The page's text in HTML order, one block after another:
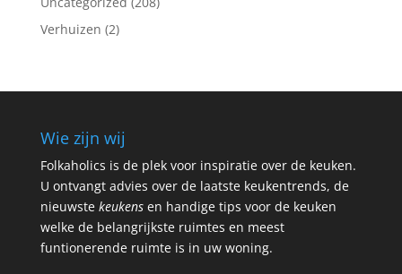
Verhuizen (2)
Wie zijn wij
Folkaholics is de plek voor inspiratie over de keuken.
U ontvangt advies over de laatste keukentrends, de
nieuwste keukensen handige tips voor de keuken
welke de belangrijkste ruimtes en meest
funtionerende ruimte is in uw woning.